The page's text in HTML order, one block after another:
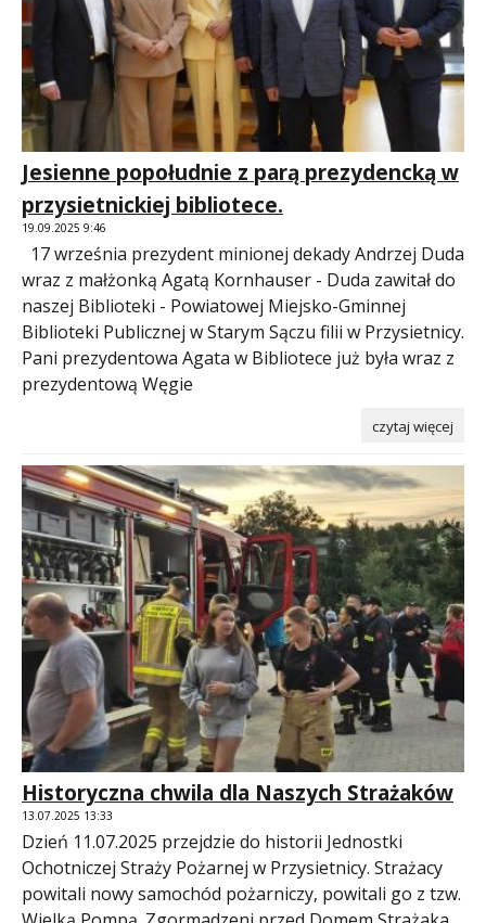
Jesienne popołudnie z parą prezydencką w
przysietnickiej bibliotece.
19.09.2025 9:46
17 września prezydent minionej dekady Andrzej Duda
wraz z małżonką Agatą Kornhauser - Duda zawitał do
naszej Biblioteki - Powiatowej Miejsko-Gminnej
Biblioteki Publicznej w Starym Sączu filii w Przysietnicy.
Pani prezydentowa Agata w Bibliotece już była wraz z
prezydentową Węgie
czytaj więcej
Historyczna chwila dla Naszych Strażaków
13.07.2025 13:33
Dzień 11.07.2025 przejdzie do historii Jednostki
Ochotniczej Straży Pożarnej w Przysietnicy. Strażacy
powitali nowy samochód pożarniczy, powitali go z tzw.